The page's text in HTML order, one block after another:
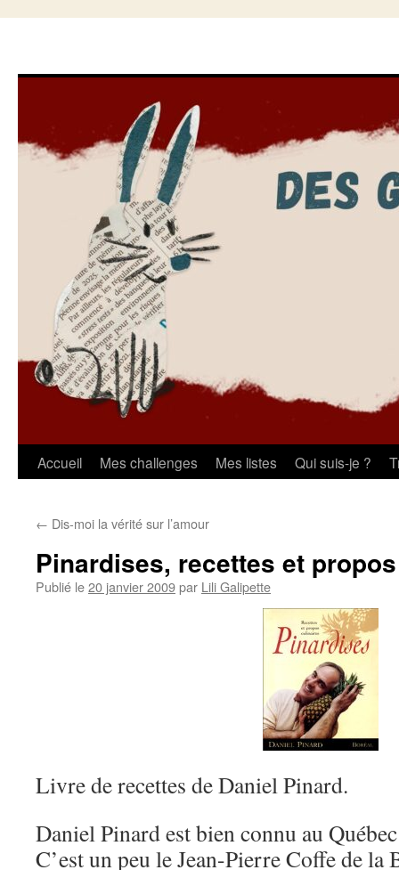
Aller
contenu
Accueil Mes challenges Mes listes Qui suis-je ?
← Dis-moi la vérité sur l’amour
Pinardises, recettes et
Publié le20 janvier 2009par Lili Galipette
Livre de recettes de Daniel Pinard.
Daniel Pinard est bien connu au
C’est un peu le Jean-Pierre Coffe de la